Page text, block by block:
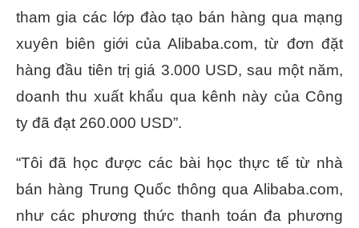
tham gia các lớp đào tạo bán hàng qua mạng
xuyên biên giới của Alibaba.com, từ đơn đặt
hàng đầu tiên trị giá 3.000 USD, sau một năm,
doanh thu xuất khẩu qua kênh này của Công
ty đã đạt 260.000 USD”.
“Tôi đã học được các bài học thực tế từ nhà
bán hàng Trung Quốc thông qua Alibaba.com,
như các phương thức thanh toán đa phương